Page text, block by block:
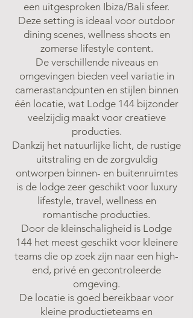
een uitgesproken Ibiza/Bali sfeer.
Deze setting is ideaal voor outdoor
dining scenes, wellness shoots en
zomerse lifestyle content.
De verschillende niveaus en
omgevingen bieden veel variatie in
camerastandpunten en stijlen binnen
één locatie, wat Lodge 144 bijzonder
veelzijdig maakt voor creatieve
producties.
Dankzij het natuurlijke licht, de rustige
uitstraling en de zorgvuldig
ontworpen binnen- en buitenruimtes
is de lodge zeer geschikt voor luxury
lifestyle, travel, wellness en
romantische producties.
Door de kleinschaligheid is Lodge
144 het meest geschikt voor kleinere
teams die op zoek zijn naar een high-
end, privé en gecontroleerde
omgeving.
De locatie is goed bereikbaar voor
kleine productieteams en